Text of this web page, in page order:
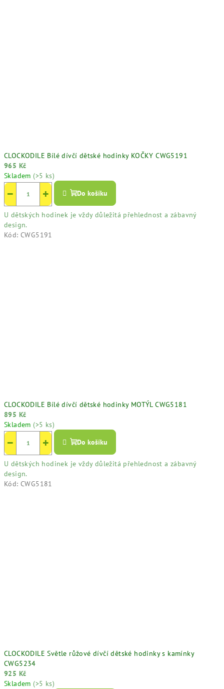
CLOCKODILE Bílé dívčí dětské hodinky KOČKY CWG5191
965 Kč
Skladem (>5 ks)
+
− Do košíku
U dětských hodinek je vždy důležitá přehlednost a zábavný
design.
Kód: CWG5191
CLOCKODILE Bílé dívčí dětské hodinky MOTÝL CWG5181
895 Kč
Skladem (>5 ks)
+
− Do košíku
U dětských hodinek je vždy důležitá přehlednost a zábavný
design.
Kód: CWG5181
CLOCKODILE Světle růžové dívčí dětské hodinky s kamínky
CWG5234
925 Kč
Skladem (>5 ks)